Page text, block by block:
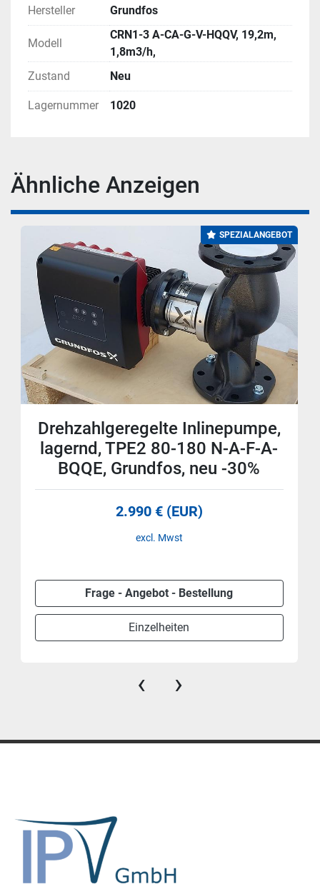
Hersteller Grundfos
Modell
CRN1-3 A-CA-G-V-HQQV, 19,2m,
1,8m3/h,
Zustand
Neu
Lagernummer 1020
Ähnliche Anzeigen
SPEZIALANGEBOT
Drehzahlgeregelte Inlinepumpe,
lagernd, TPE2 80-180 N-A-F-A-
BQQE, Grundfos, neu -30%
2.990 € (EUR)
excl. Mwst
Frage - Angebot - Bestellung
Einzelheiten
‹ ›